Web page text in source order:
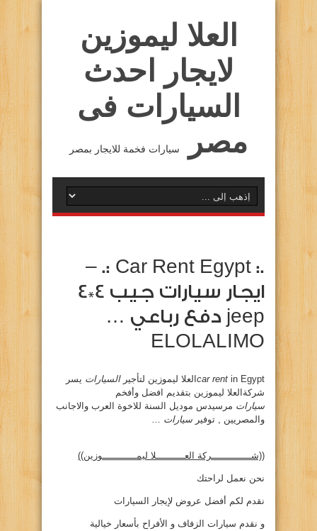
العلا ليموزين
لايجار احدث
السيارات فى
مصر
سيارات فخمة للايجار بمصر
.: Car Rent Egypt :. –
ايجار سيارات جيب 4*4
jeep دفع رباعي …
ELOLALIMO
car rent in Egyptالعلا ليموزين لتأجير السيارات يسر
شركةالعلا ليموزين بتقديم افضل وأفخم
سيارات مرسيدس موديل السنة للاخوة العرب والاجانب
والمصريين , توفير سيارات …
((شــــــــــــــركة العــــــــــلا ليمــــــــــــوزين))
نحن نعمل لراحتك
نقدم لكم أفضل عروض لإيجار السيارات
و نقدم سيارات الزفاف و الأفراح بأسعار خيالية